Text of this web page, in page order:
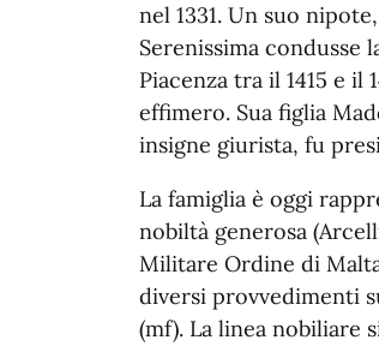
nel 1331. Un suo
Serenissima condusse
Piacenza tra il 1415 e
effimero. Sua figlia
insigne giurista, fu
La famiglia è oggi
nobiltà generosa
Militare Ordine di
diversi provvedimenti
(mf). La linea nobiliare